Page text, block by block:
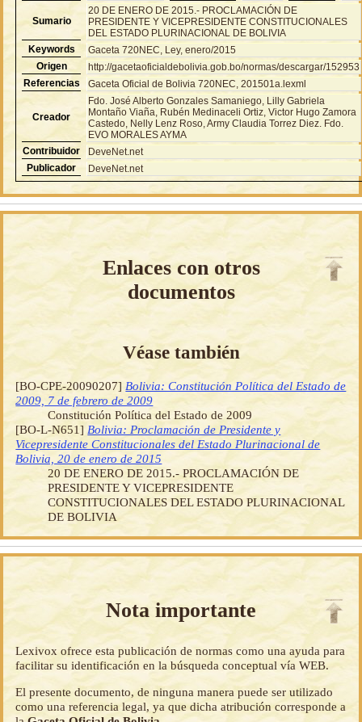
Sumario
20 DE ENERO DE 2015.- PROCLAMACIÓN DE
PRESIDENTE Y VICEPRESIDENTE CONSTITUCIONALES
DEL ESTADO PLURINACIONAL DE BOLIVIA
Keywords
Gaceta 720NEC, Ley, enero/2015
Origen
http://gacetaoficialdebolivia.gob.bo/normas/descargar/152953
Referencias
Gaceta Oficial de Bolivia 720NEC, 201501a.lexml
Creador
Fdo. José Alberto Gonzales Samaniego, Lilly Gabriela
Montaño Viaña, Rubén Medinaceli Ortiz, Victor Hugo Zamora
Castedo, Nelly Lenz Roso, Army Claudia Torrez Diez. Fdo.
EVO MORALES AYMA
Contribuidor
DeveNet.net
Publicador
DeveNet.net
Enlaces con otros
documentos
Véase también
[BO-CPE-20090207] Bolivia: Constitución Política del Estado de
2009, 7 de febrero de 2009
Constitución Política del Estado de 2009
[BO-L-N651] Bolivia: Proclamación de Presidente y
Vicepresidente Constitucionales del Estado Plurinacional de
Bolivia, 20 de enero de 2015
20 DE ENERO DE 2015.- PROCLAMACIÓN DE
PRESIDENTE Y VICEPRESIDENTE
CONSTITUCIONALES DEL ESTADO PLURINACIONAL
DE BOLIVIA
Nota importante
Lexivox ofrece esta publicación de normas como una ayuda para
facilitar su identificación en la búsqueda conceptual vía WEB.
El presente documento, de ninguna manera puede ser utilizado
como una referencia legal, ya que dicha atribución corresponde a